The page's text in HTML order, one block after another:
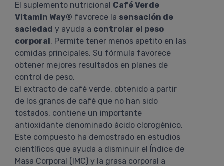
El suplemento nutricional Café Verde
Vitamin Way® favorece la sensación de
saciedad y ayuda a controlar el peso
corporal. Permite tener menos apetito en las
comidas principales. Su fórmula favorece
obtener mejores resultados en planes de
control de peso.
El extracto de café verde, obtenido a partir
de los granos de café que no han sido
tostados, contiene un importante
antioxidante denominado ácido clorogénico.
Este compuesto ha demostrado en estudios
científicos que ayuda a disminuir el Índice de
Masa Corporal (IMC) y la grasa corporal a